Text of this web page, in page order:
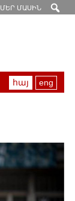
ՄԵՐ ՄԱՍԻՆ
հայ eng